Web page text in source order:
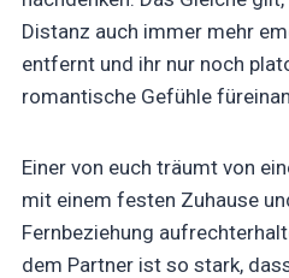
Distanz auch immer mehr
entfernt und ihr nur noch
romantische Gefühle
Einer von euch träumt von
mit einem festen Zuhause
Fernbeziehung
dem Partner ist so stark,